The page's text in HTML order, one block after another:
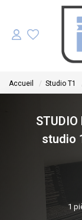
Accueil Studio T1
STUDIO
studio
1